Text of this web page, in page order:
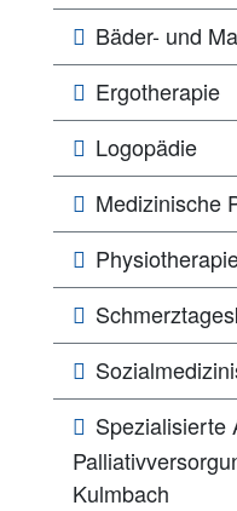
Bäder- und
Ergotherapie
Logopädie
Medizinische
Spezialisierte
Kulmbach